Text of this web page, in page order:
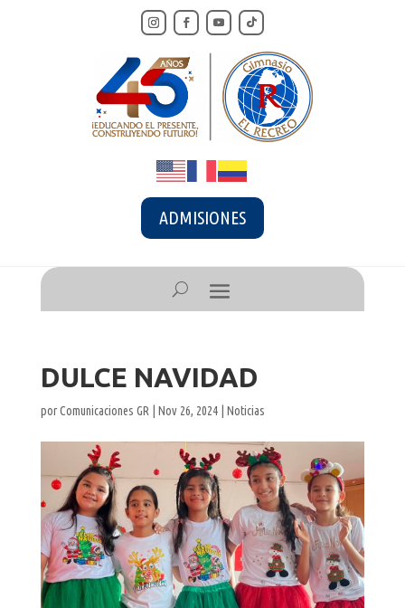
ADMISIONES
DULCE NAVIDAD
porComunicaciones GR| Nov 26, 2024| Noticias